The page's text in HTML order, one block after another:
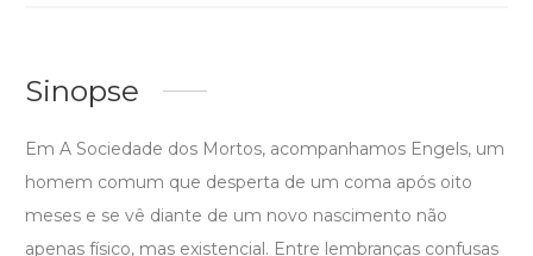
Sinopse
Em A Sociedade dos Mortos, acompanhamos Engels, um
homem comum que desperta de um coma após oito
meses e se vê diante de um novo nascimento não
apenas físico, mas existencial. Entre lembranças confusas